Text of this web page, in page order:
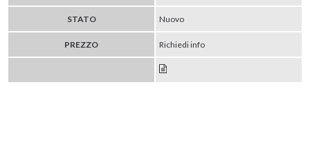
STATO Nuovo
PREZZO Richiedi info